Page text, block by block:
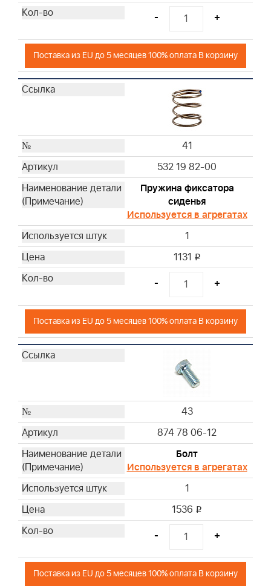
- +
Поставка из EU до 5 месяцев 100% оплата В корзину
41
532 19 82-00
Пружина фиксатора
сиденья
Используется в агрегатах
1
1131 i
- +
Поставка из EU до 5 месяцев 100% оплата В корзину
43
874 78 06-12
Болт
Используется в агрегатах
1
1536 i
- +
Поставка из EU до 5 месяцев 100% оплата В корзину